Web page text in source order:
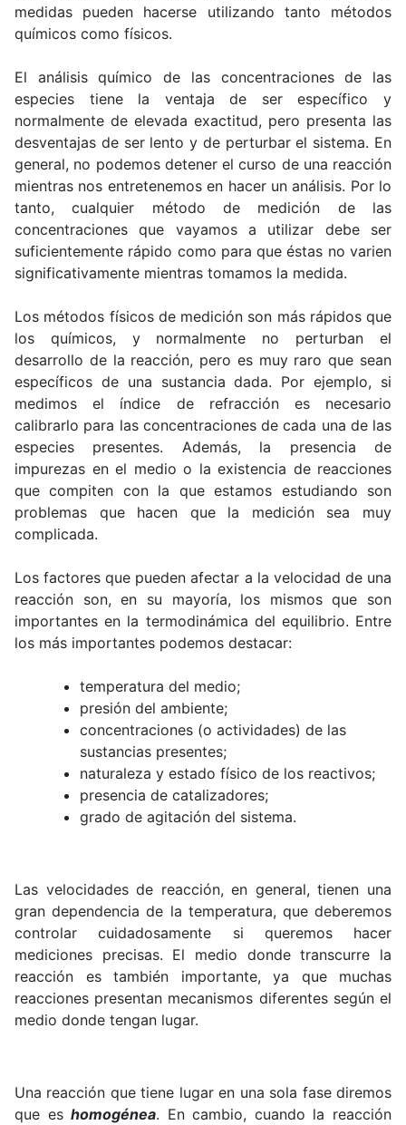
medidas pueden hacerse utilizando tanto métodos
químicos como físicos.
El análisis químico de las concentraciones de las
especies tiene la ventaja de ser específico y
normalmente de elevada exactitud, pero presenta las
desventajas de ser lento y de perturbar el sistema. En
general, no podemos detener el curso de una reacción
mientras nos entretenemos en hacer un análisis. Por lo
tanto, cualquier método de medición de las
concentraciones que vayamos a utilizar debe ser
suficientemente rápido como para que éstas no varien
significativamente mientras tomamos la medida.
Los métodos físicos de medición son más rápidos que
los químicos, y normalmente no perturban el
desarrollo de la reacción, pero es muy raro que sean
específicos de una sustancia dada. Por ejemplo, si
medimos el índice de refracción es necesario
calibrarlo para las concentraciones de cada una de las
especies presentes. Además, la presencia de
impurezas en el medio o la existencia de reacciones
que compiten con la que estamos estudiando son
problemas que hacen que la medición sea muy
complicada.
Los factores que pueden afectar a la velocidad de una
reacción son, en su mayoría, los mismos que son
importantes en la termodinámica del equilibrio. Entre
los más importantes podemos destacar:
temperatura del medio;
presión del ambiente;
concentraciones (o actividades) de las
sustancias presentes;
naturaleza y estado físico de los reactivos;
presencia de catalizadores;
grado de agitación del sistema.
Las velocidades de reacción, en general, tienen una
gran dependencia de la temperatura, que deberemos
controlar cuidadosamente si queremos hacer
mediciones precisas. El medio donde transcurre la
reacción es también importante, ya que muchas
reacciones presentan mecanismos diferentes según el
medio donde tengan lugar.
Una reacción que tiene lugar en una sola fase diremos
que eshomogénea. En cambio, cuando la reacción